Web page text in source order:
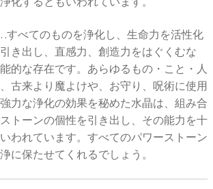
べてのものを浄化し、生命力を活性化
き出し、直感力、創造力をはぐくむな
的な存在です。あらゆるもの・こと・人
古来より魔よけや、お守り、呪術に使用
力な浄化の効果を秘めた水晶は、組み合
トーンの個性を引き出し、その能力を十
われています。すべてのパワーストーン
に保たせてくれるでしょう。